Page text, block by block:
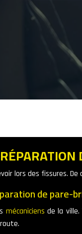
lors des fissures.
de pare-
mécaniciens de la